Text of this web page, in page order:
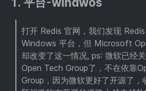
打开 Redis 官网，我们发现
Windows 平台，但 Microsoft
却改变了这一情况, ps: 微软已经
Open Tech Group了，不在依靠
Group，因为微软更好了开源了